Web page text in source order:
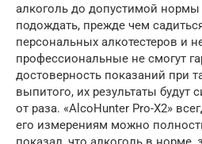
алкоголь до допустимой
подождать, прежде чем
персональных алкотестеров и
профессиональные не смогут
достоверность показаний при
выпитого, их результаты будут
от раза. «AlcoHunter Pro-X2»
его измерениям можно